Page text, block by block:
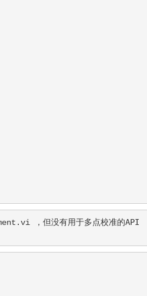
，但没有用于多点校准的API